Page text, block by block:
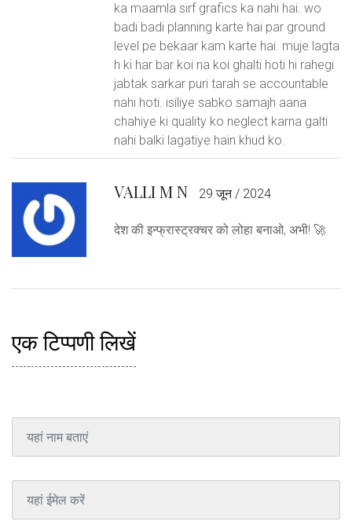
ka maamla sirf grafics ka nahi hai. wo
badi badi planning karte hai par ground
level pe bekaar kam karte hai. muje lagta
h ki har bar koi na koi ghalti hoti hi rahegi
jabtak sarkar puri tarah se accountable
nahi hoti. isiliye sabko samajh aana
chahiye ki quality ko neglect karna galti
nahi balki lagatiye hain khud ko.
VALLI M N 29 जून / 2024
देश की इन्फ्रास्ट्रक्चर को लोहा बनाओ, अभी! 🚀
एक टिप्पणी लिखें